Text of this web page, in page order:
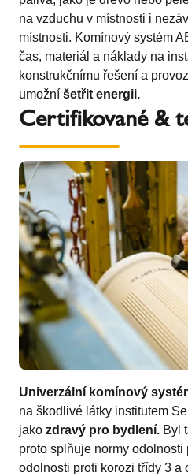
na vzduchu v místnosti i
místnosti. Komínový systém
čas, materiál a náklady na
konstrukčnímu řešení a
umožní šetřit energii.
Certifikované &
Univerzální komínový
na škodlivé látky institutem
jako zdravý pro bydlení. Byl
proto splňuje normy odolnosti
odolnosti proti korozi třídy 3 a